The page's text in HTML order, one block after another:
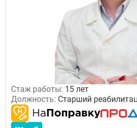
Стаж работы: 15 лет
Должность: Старший